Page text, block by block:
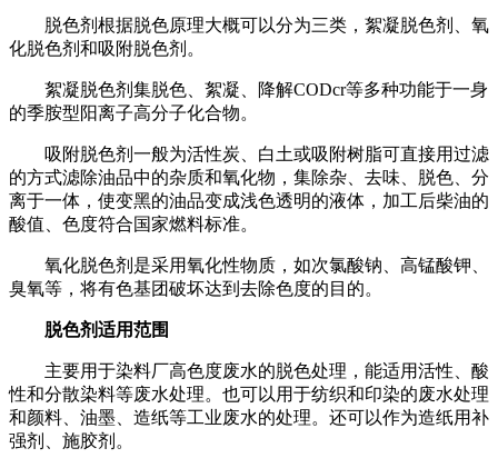
脱色剂根据脱色原理大概可以分为三类，絮凝脱色剂、氧
化脱色剂和吸附脱色剂。
絮凝脱色剂集脱色、絮凝、降解CODcr等多种功能于一身
的季胺型阳离子高分子化合物。
吸附脱色剂一般为活性炭、白土或吸附树脂可直接用过滤
的方式滤除油品中的杂质和氧化物，集除杂、去味、脱色、分
离于一体，使变黑的油品变成浅色透明的液体，加工后柴油的
酸值、色度符合国家燃料标准。
氧化脱色剂是采用氧化性物质，如次氯酸钠、高锰酸钾、
臭氧等，将有色基团破坏达到去除色度的目的。
脱色剂适用范围
主要用于染料厂高色度废水的脱色处理，能适用活性、酸
性和分散染料等废水处理。也可以用于纺织和印染的废水处理
和颜料、油墨、造纸等工业废水的处理。还可以作为造纸用补
强剂、施胶剂。